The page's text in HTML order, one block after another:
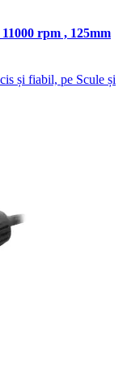
rpm , 125mm
și fiabil, pe Scule și